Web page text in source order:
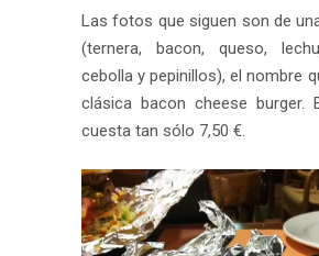
Las fotos que siguen son de una
(ternera, bacon, queso,
cebolla y pepinillos), el nombre
clásica bacon cheese burger.
cuesta tan sólo 7,50 €.